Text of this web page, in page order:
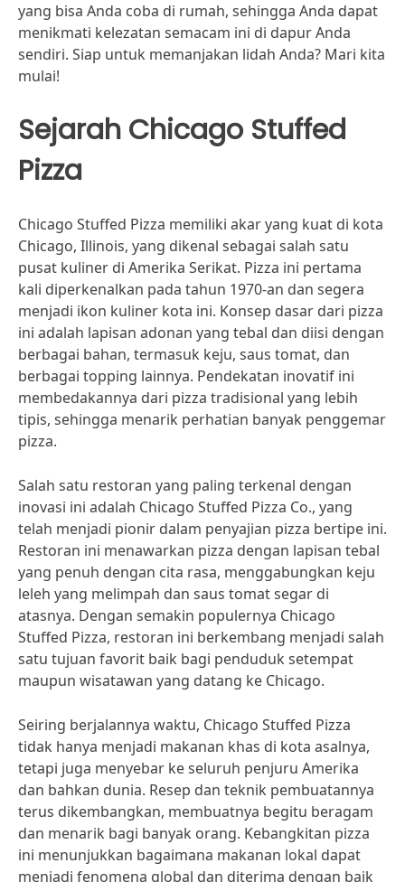
yang bisa Anda coba di rumah, sehingga Anda dapat
menikmati kelezatan semacam ini di dapur Anda
sendiri. Siap untuk memanjakan lidah Anda? Mari kita
mulai!
Sejarah Chicago Stuffed
Pizza
Chicago Stuffed Pizza memiliki akar yang kuat di kota
Chicago, Illinois, yang dikenal sebagai salah satu
pusat kuliner di Amerika Serikat. Pizza ini pertama
kali diperkenalkan pada tahun 1970-an dan segera
menjadi ikon kuliner kota ini. Konsep dasar dari pizza
ini adalah lapisan adonan yang tebal dan diisi dengan
berbagai bahan, termasuk keju, saus tomat, dan
berbagai topping lainnya. Pendekatan inovatif ini
membedakannya dari pizza tradisional yang lebih
tipis, sehingga menarik perhatian banyak penggemar
pizza.
Salah satu restoran yang paling terkenal dengan
inovasi ini adalah Chicago Stuffed Pizza Co., yang
telah menjadi pionir dalam penyajian pizza bertipe ini.
Restoran ini menawarkan pizza dengan lapisan tebal
yang penuh dengan cita rasa, menggabungkan keju
leleh yang melimpah dan saus tomat segar di
atasnya. Dengan semakin populernya Chicago
Stuffed Pizza, restoran ini berkembang menjadi salah
satu tujuan favorit baik bagi penduduk setempat
maupun wisatawan yang datang ke Chicago.
Seiring berjalannya waktu, Chicago Stuffed Pizza
tidak hanya menjadi makanan khas di kota asalnya,
tetapi juga menyebar ke seluruh penjuru Amerika
dan bahkan dunia. Resep dan teknik pembuatannya
terus dikembangkan, membuatnya begitu beragam
dan menarik bagi banyak orang. Kebangkitan pizza
ini menunjukkan bagaimana makanan lokal dapat
menjadi fenomena global dan diterima dengan baik